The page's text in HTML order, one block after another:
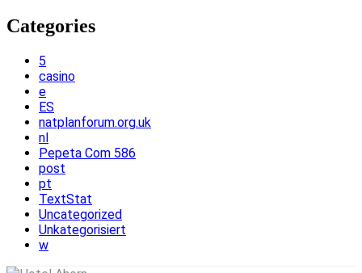
Categories
5
casino
e
ES
natplanforum.org.uk
nl
Pepeta Com 586
post
pt
TextStat
Uncategorized
Unkategorisiert
w